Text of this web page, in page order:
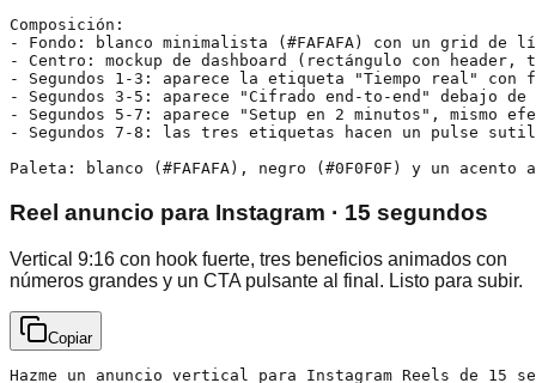
Composición:
- Fondo: blanco minimalista (#FAFAFA) con un grid de
- Centro: mockup de dashboard (rectángulo con
- Segundos 1-3: aparece la etiqueta "Tiempo real" con
- Segundos 3-5: aparece "Cifrado end-to-end" debajo
- Segundos 5-7: aparece "Setup en 2 minutos", mismo
- Segundos 7-8: las tres etiquetas hacen un pulse
Paleta: blanco (#FAFAFA), negro (#0F0F0F) y un
Reel anuncio para Instagram · 15 segundos
Vertical 9:16 con hook fuerte, tres beneficios animados con
números grandes y un CTA pulsante al final. Listo para subir.
Copiar
Hazme un anuncio vertical para Instagram Reels de 15